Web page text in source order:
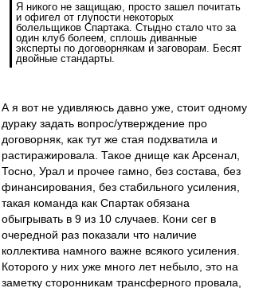
Я никого не защищаю, просто зашел почитать
и офигел от глупости некоторых
болельщиков Спартака. Стыдно стало что за
один клуб болеем, сплошь диванные
эксперты по договорнякам и заговорам. Бесят
двойные стандарты.
А я вот не удивляюсь давно уже, стоит одному
дураку задать вопрос/утверждение про
договорняк, как тут же стая подхватила и
растиражировала. Такое днище как Арсенал,
Тосно, Урал и прочее гамно, без состава, без
финансирования, без стабильного усиления,
такая команда как Спартак обязана
обыгрывать в 9 из 10 случаев. Кони сег в
очередной раз показали что наличие
коллектива намного важне всякого усиления.
Которого у них уже много лет небыло, это на
заметку сторонникам трансферного провала,